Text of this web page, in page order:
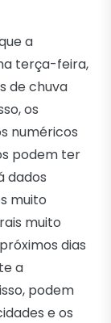
a
terça-feira,
de chuva
os
numéricos
podem ter
dados
muito
muito
dias
a
podem
e os